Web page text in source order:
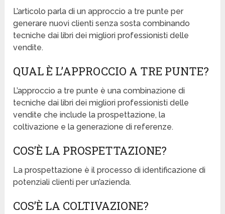
L’articolo parla di un approccio a tre punte per
generare nuovi clienti senza sosta combinando
tecniche dai libri dei migliori professionisti delle
vendite.
QUAL È L’APPROCCIO A TRE PUNTE?
L’approccio a tre punte è una combinazione di
tecniche dai libri dei migliori professionisti delle
vendite che include la prospettazione, la
coltivazione e la generazione di referenze.
COS’È LA PROSPETTAZIONE?
La prospettazione è il processo di identificazione di
potenziali clienti per un’azienda.
COS’È LA COLTIVAZIONE?